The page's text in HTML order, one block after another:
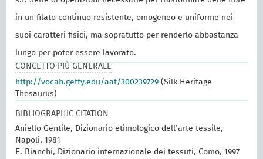
in un filato continuo resistente, omogeneo e uniforme nei
suoi caratteri fisici, ma sopratutto per renderlo abbastanza
lungo per poter essere lavorato.
CONCETTO PIÙ GENERALE
http://vocab.getty.edu/aat/300239729 (Silk Heritage
Thesaurus)
BIBLIOGRAPHIC CITATION
Aniello Gentile, Dizionario etimologico dell'arte tessile,
Napoli, 1981
E. Bianchi, Dizionario internazionale dei tessuti, Como, 1997